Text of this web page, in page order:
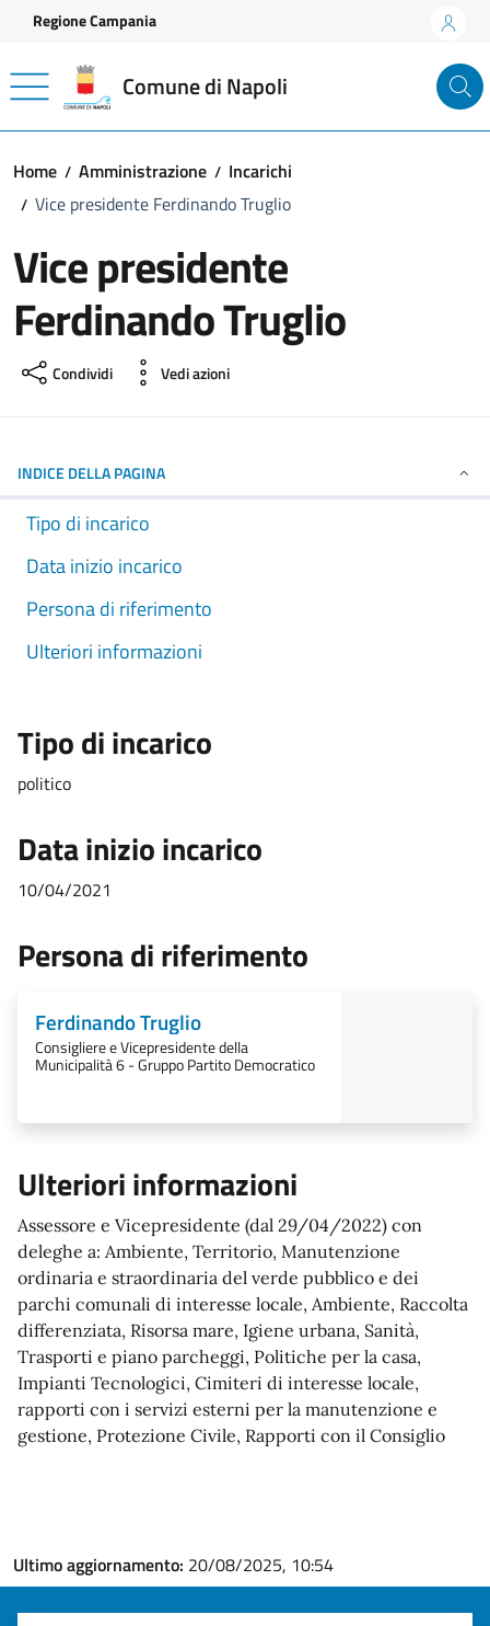
Vai ai contenuti
Vai al footer
Regione Campania
Comune di Napoli
Home Amministrazione
Incarichi
Vice presidente Ferdinando Truglio
Vice presidente
Ferdinando Truglio
Condividi Vedi azioni
INDICE DELLA PAGINA
Tipo di incarico
Data inizio incarico
Persona di riferimento
Ulteriori informazioni
Tipo di incarico
politico
Data inizio incarico
10/04/2021
Persona di riferimento
Ferdinando Truglio
Consigliere e Vicepresidente della
Municipalità 6 - Gruppo Partito Democratico
Ulteriori informazioni
Assessore e Vicepresidente (dal 29/04/2022) con
deleghe a: Ambiente, Territorio, Manutenzione
ordinaria e straordinaria del verde pubblico e dei
parchi comunali di interesse locale, Ambiente, Raccolta
differenziata, Risorsa mare, Igiene urbana, Sanità,
Trasporti e piano parcheggi, Politiche per la casa,
Impianti Tecnologici, Cimiteri di interesse locale,
rapporti con i servizi esterni per la manutenzione e
gestione, Protezione Civile, Rapporti con il Consiglio
Ultimo aggiornamento: 20/08/2025, 10:54